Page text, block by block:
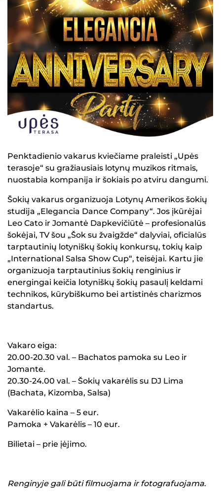
Penktadienio vakarus kviečiame praleisti „Upės
terasoje“ su gražiausiais lotynų muzikos ritmais,
nuostabia kompanija ir šokiais po atviru dangumi.
Šokių vakarus organizuoja Lotynų Amerikos šokių
studija „Elegancia Dance Company“. Jos įkūrėjai
Leo Cato ir Jomantė Dapkevičiūtė – profesionalūs
šokėjai, TV šou „Šok su žvaigžde“ dalyviai, oficialūs
tarptautinių lotyniškų šokių konkursų, tokių kaip
„International Salsa Show Cup“, teisėjai. Kartu jie
organizuoja tarptautinius šokių renginius ir
energingai keičia lotyniškų šokių pasaulį keldami
technikos, kūrybiškumo bei artistinės charizmos
standartus.
Vakaro eiga:
20.00-20.30 val. – Bachatos pamoka su Leo ir
Jomante.
20.30-24.00 val. – Šokių vakarėlis su DJ Lima
(Bachata, Kizomba, Salsa)
Vakarėlio kaina – 5 eur.
Pamoka + Vakarėlis – 10 eur.
Bilietai – prie įėjimo.
Renginyje gali būti filmuojama ir fotografuojama.